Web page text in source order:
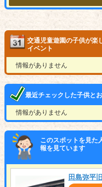
交通児童遊園の子供が楽
イベント
情報がありません
最近チェックした子供と
情報がありません
このスポットを見た
報を見ています
田島弥平